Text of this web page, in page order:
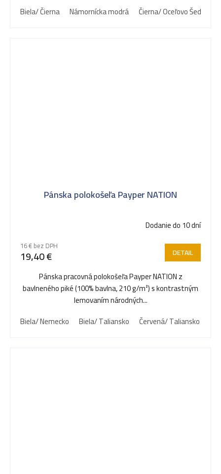
Biela/ Čierna
Námornícka modrá Čierna/ Oceľovo Šedá
Pánska polokošeľa Payper NATION
Dodanie do 10 dní
16 € bez DPH
19,40 € DETAIL
Pánska pracovná polokošeľa Payper NATION z
bavlneného piké (100% bavlna, 210 g/m²) s kontrastným
lemovaním národných...
Biela/ Nemecko
Biela/ Taliansko Červená/ Taliansko